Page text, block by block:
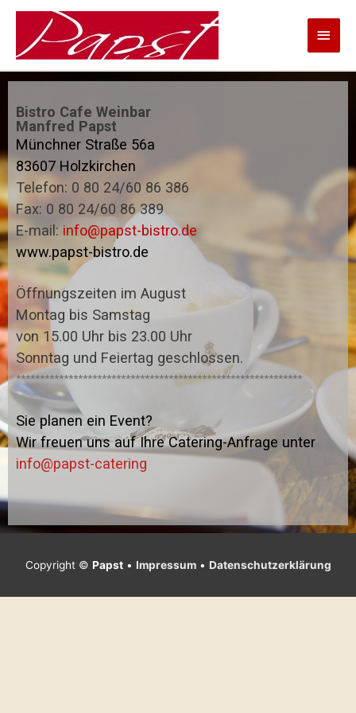
Bistro Cafe Weinbar
Manfred Papst
Münchner Straße 56a
83607 Holzkirchen
Telefon: 0 80 24/60 86 386
Fax: 0 80 24/60 86 389
E-mail: info@papst-bistro.de
www.papst-bistro.de
Öffnungszeiten im August
Montag bis Samstag
von 15.00 Uhr bis 23.00 Uhr
Sonntag und Feiertag geschlossen.
************************************************************
Sie planen ein Event?
Wir freuen uns auf Ihre Catering-Anfrage unter
info@papst-catering
Copyright © Papst• Impressum• Datenschutzerklärung